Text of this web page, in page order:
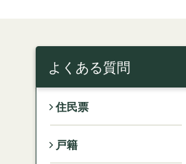
よくある質問
住民票
戸籍